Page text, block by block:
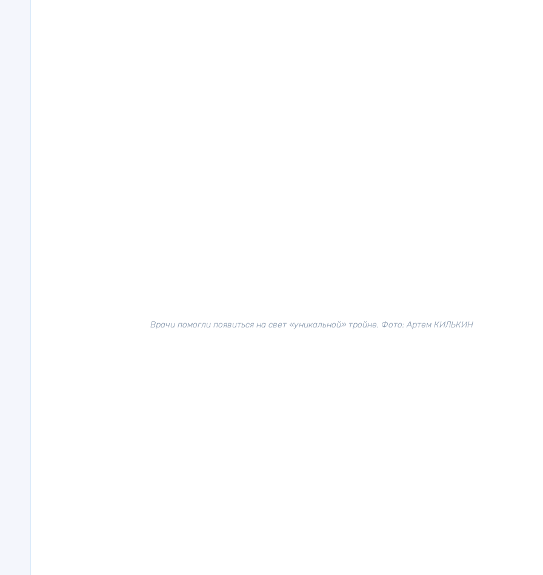
Врачи помогли появиться на свет «уникальной» тройне. Фото: Артем КИЛЬКИН